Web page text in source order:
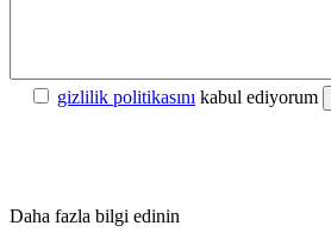
gizlilik politikasını kabul ediyorum
Daha fazla bilgi edinin